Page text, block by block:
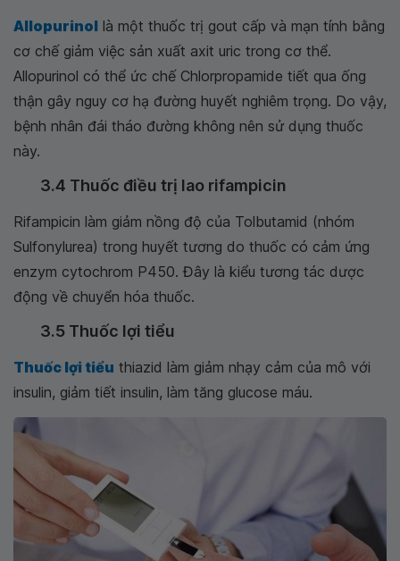
Allopurinol là một thuốc trị gout cấp và mạn tính bằng
cơ chế giảm việc sản xuất axit uric trong cơ thể.
Allopurinol có thể ức chế Chlorpropamide tiết qua ống
thận gây nguy cơ hạ đường huyết nghiêm trọng. Do vậy,
bệnh nhân đái tháo đường không nên sử dụng thuốc
này.
3.4 Thuốc điều trị lao rifampicin
Rifampicin làm giảm nồng độ của Tolbutamid (nhóm
Sulfonylurea) trong huyết tương do thuốc có cảm ứng
enzym cytochrom P450. Đây là kiểu tương tác dược
động về chuyển hóa thuốc.
3.5 Thuốc lợi tiểu
Thuốc lợi tiểu thiazid làm giảm nhạy cảm của mô với
insulin, giảm tiết insulin, làm tăng glucose máu.